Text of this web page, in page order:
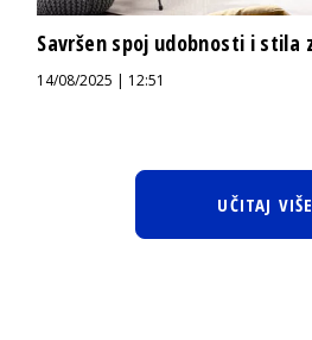
Savršen spoj udobnosti i stila
14/08/2025 | 12:51
UČITAJ VIŠE